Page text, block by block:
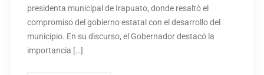
presidenta municipal de Irapuato, donde resaltó el
compromiso del gobierno estatal con el desarrollo del
municipio. En su discurso, el Gobernador destacó la
importancia […]